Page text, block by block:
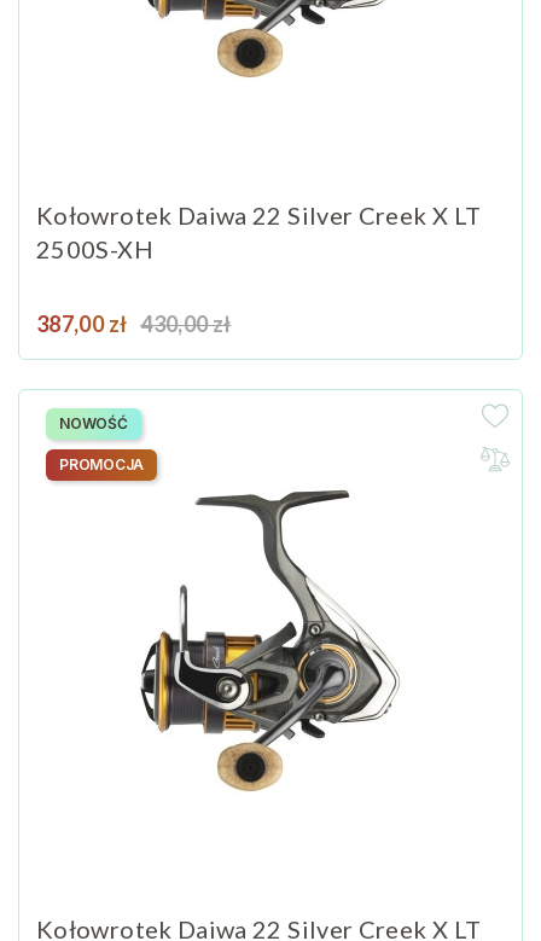
Kołowrotek Daiwa 22 Silver Creek X LT
2500S-XH
Cena
387,00 zł Cena podstawowa
430,00 zł
Kołowrotek Daiwa 22 Silver Creek X LT
NOWOŚĆ
PROMOCJA